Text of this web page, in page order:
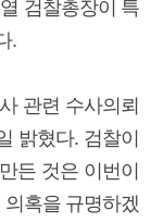
검찰총장이 특
.
관련 수사의뢰
밝혔다. 검찰이
든 것은 이번이
혹을 규명하겠